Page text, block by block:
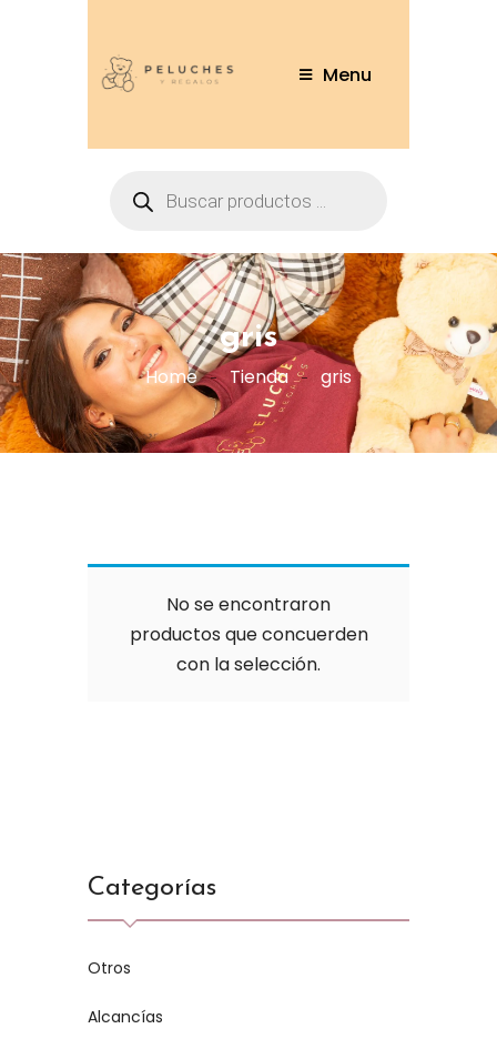
Menu
gris
Home Tienda gris
No se encontraron
productos que concuerden
con la selección.
Categorías
Otros
Alcancías